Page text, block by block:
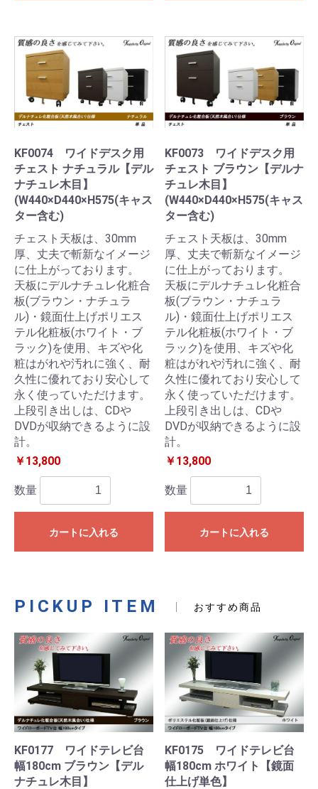
KF0074 ワイドデスク用
チェスト ナチュラル【デル
ナチュレ木目】
(W440×D440×H575(キャス
ター含む)
チェスト天板は、30mm
厚、丈夫で斬新なイメージ
に仕上がっております。
天板にデルナチュレ化粧合
板(ブラウン・ナチュラ
ル)・鏡面仕上げポリエス
テル化粧板(ホワイト・ブ
ラック)を使用、キズや化
粧はがれや汚れに強く、耐
久性に優れており安心して
永く使っていただけます。
上段引き出しは、CDや
DVDが収納できるように設
計。
￥13,800
数量
カートに入れる
KF0073 ワイドデスク用
チェスト ブラウン【デルナ
チュレ木目】
(W440×D440×H575(キャス
ター含む)
チェスト天板は、30mm
厚、丈夫で斬新なイメージ
に仕上がっております。
天板にデルナチュレ化粧合
板(ブラウン・ナチュラ
ル)・鏡面仕上げポリエス
テル化粧板(ホワイト・ブ
ラック)を使用、キズや化
粧はがれや汚れに強く、耐
久性に優れており安心して
永く使っていただけます。
上段引き出しは、CDや
DVDが収納できるように設
計。
￥13,800
数量
カートに入れる
PICKUP ITEM おすすめ商品
KF0177 ワイドテレビ台
幅180cm ブラウン【デル
ナチュレ木目】
KF0175 ワイドテレビ台
幅180cm ホワイト【鏡面
仕上げ単色】